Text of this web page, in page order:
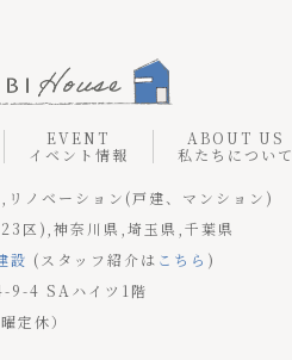
EVENT
イベント情報
ABOUT US
私たちについて
ノベーション(戸建、マンション)
区),神奈川県,埼玉県,千葉県
設 (スタッフ紹介は こちら )
9-4 SAハイツ1階
定休）